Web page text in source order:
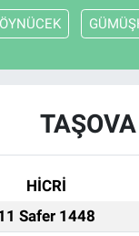
HİCRİ
Safer 1448